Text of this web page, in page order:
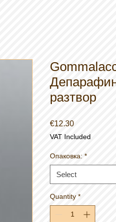
разтвор
€12.30Price
VAT Included
Опаковка: *
Select
Quantity *